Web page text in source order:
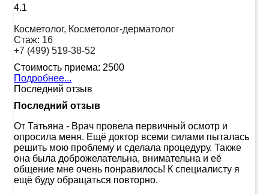
4.1
Косметолог, Косметолог-дерматолог
Стаж: 16
+7 (499) 519-38-52
Стоимость приема: 2500
Подробнее...
Последний отзыв
Последний отзыв
От Татьяна - Врач провела первичный осмотр и
опросила меня. Ещё доктор всеми силами пыталась
решить мою проблему и сделала процедуру. Также
она была доброжелательна, внимательна и её
общение мне очень понравилось! К специалисту я
ещё буду обращаться повторно.